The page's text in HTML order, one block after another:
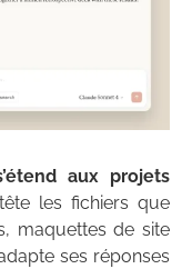
aux projets
les fichiers que
maquettes de site
ses réponses